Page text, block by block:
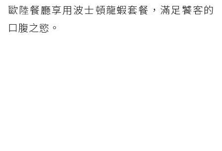
歐陸餐廳享用波士頓龍蝦套餐，滿足饕客的
口腹之慾。